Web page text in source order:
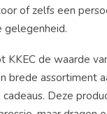
of zelfs een
gelegenheid.
KKEC de waarde
brede assortiment
cadeaus. Deze